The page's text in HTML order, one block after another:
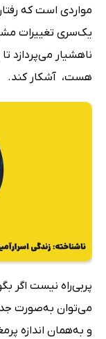
مواردی است که
یک‌سری تغییرات
ناهشیار می‌پردازد
هست، ‌ آشکار کند.
پربی‌راه نیست اگر
می‌توان به‌صورت
و به‌همان اندازه